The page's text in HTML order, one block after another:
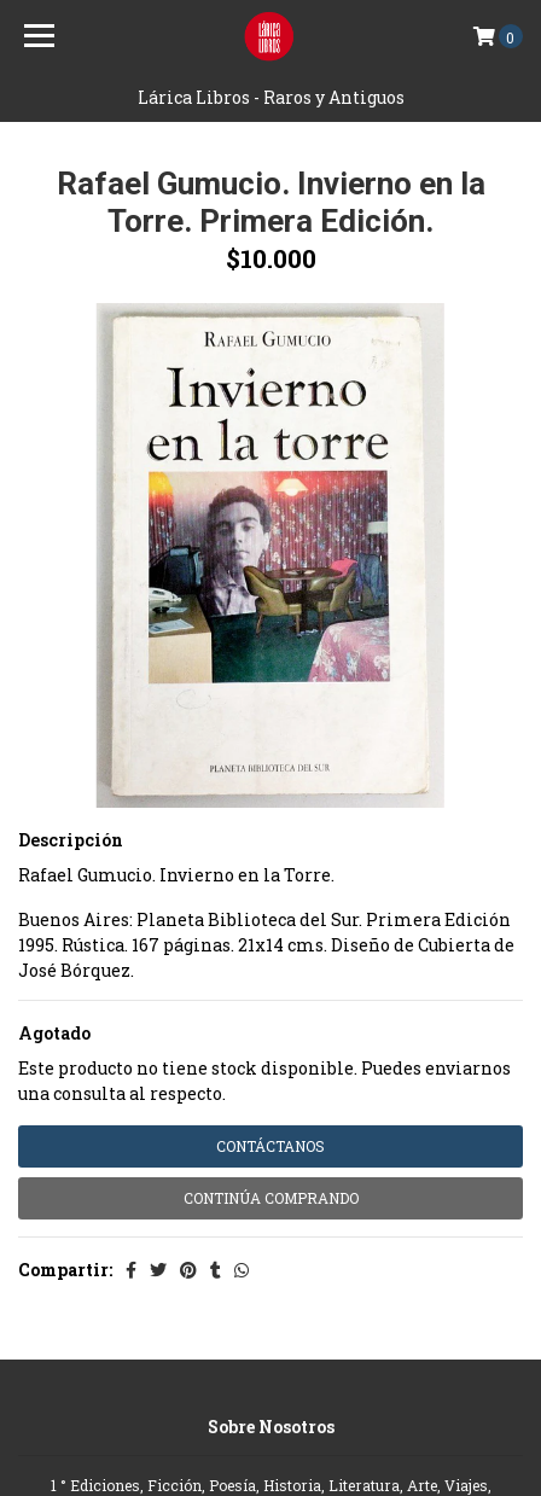
Lárica Libros - Raros y Antiguos
0
Rafael Gumucio. Invierno en la
Torre. Primera Edición.
$10.000
Descripción
Rafael Gumucio. Invierno en la Torre.
Buenos Aires: Planeta Biblioteca del Sur. Primera Edición
1995. Rústica. 167 páginas. 21x14 cms. Diseño de Cubierta de
José Bórquez.
Agotado
Este producto no tiene stock disponible. Puedes enviarnos
una consulta al respecto.
CONTÁCTANOS
CONTINÚA COMPRANDO
Compartir:
Sobre Nosotros
1 ° Ediciones, Ficción, Poesía, Historia, Literatura, Arte, Viajes,